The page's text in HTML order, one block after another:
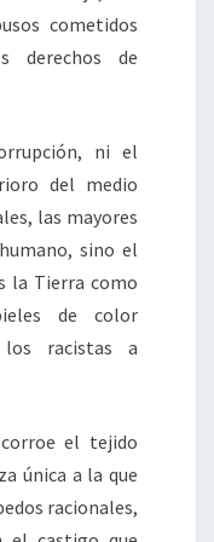
cometidos
derechos de
ni el
del medio
las mayores
sino el
la Tierra como
de color
los racistas a
el tejido
única a la que
racionales,